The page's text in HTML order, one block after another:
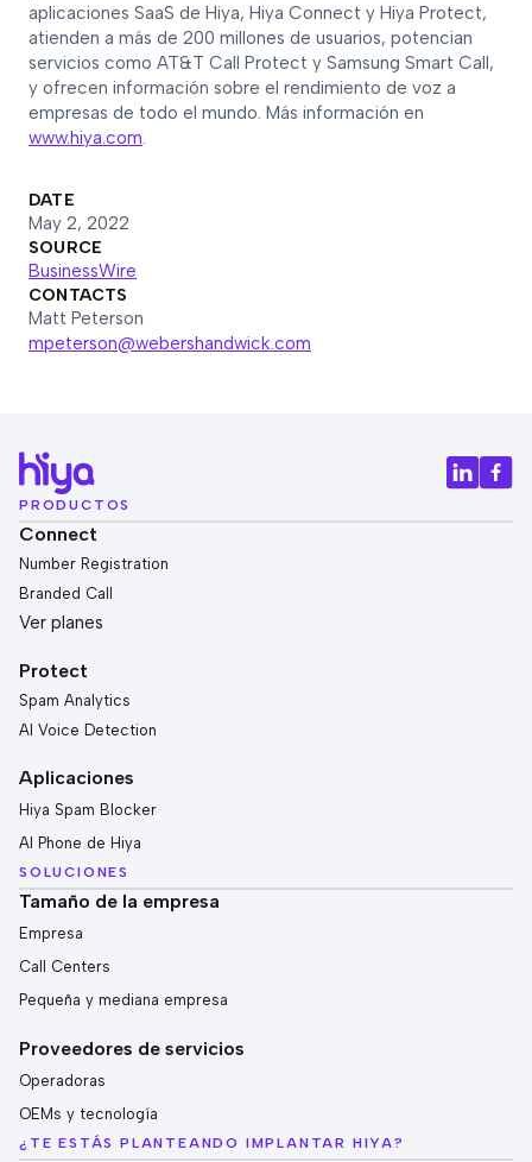
aplicaciones SaaS de Hiya, Hiya Connect y Hiya Protect,
atienden a más de 200 millones de usuarios, potencian
servicios como AT&T Call Protect y Samsung Smart Call,
y ofrecen información sobre el rendimiento de voz a
empresas de todo el mundo. Más información en
www.hiya.com.
DATE
May 2, 2022
SOURCE
BusinessWire
CONTACTS
Matt Peterson
mpeterson@webershandwick.com
PRODUCTOS
Connect
Number Registration
Branded Call
Ver planes
Protect
Spam Analytics
AI Voice Detection
Aplicaciones
Hiya Spam Blocker
AI Phone de Hiya
SOLUCIONES
Tamaño de la empresa
Empresa
Call Centers
Pequeña y mediana empresa
Proveedores de servicios
Operadoras
OEMs y tecnología
¿TE ESTÁS PLANTEANDO IMPLANTAR HIYA?